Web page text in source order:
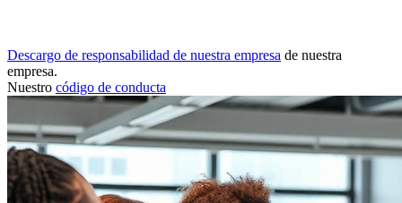
Descargo de responsabilidad de nuestra empresa de nuestra
empresa.
Nuestro código de conducta